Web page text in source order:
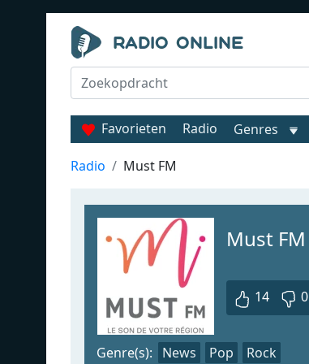
Favorieten Radio Genres
Radio Must FM
Must FM
14 0
Genre(s): News Pop Rock